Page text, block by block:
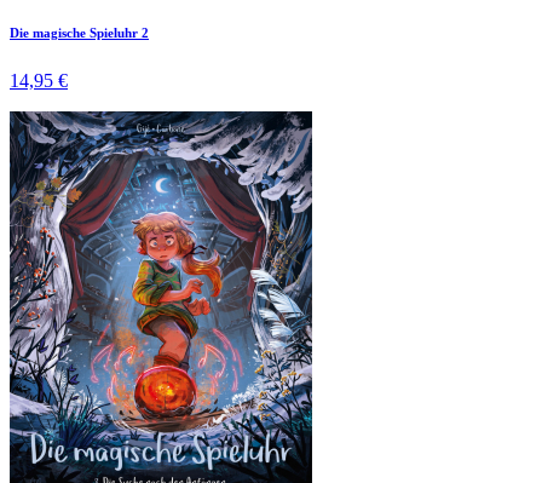
Die magische Spieluhr 2
14,95 €